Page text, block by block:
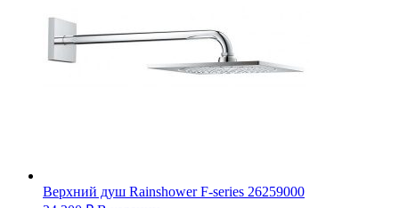
Верхний душ Rainshower F-series 26259000